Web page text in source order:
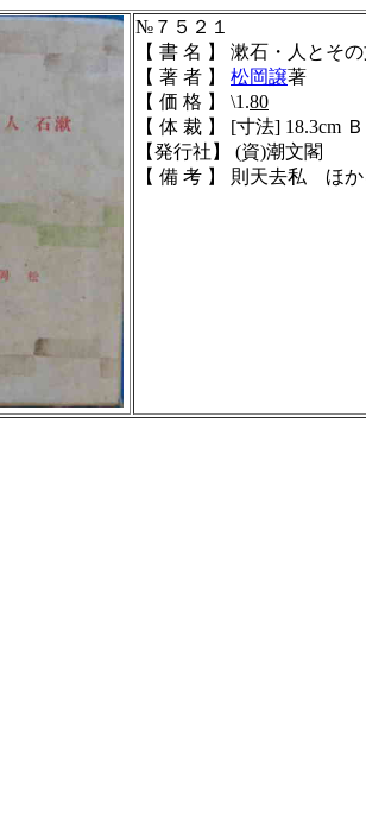
№７５２１
【 書 名 】 漱石・人とそ
【 著 者 】 松岡譲著
【 価 格 】 \1.80
【 体 裁 】
[寸法] 18.3cm
【発行社】 (資)潮文閣
【 備 考 】 則天去私 ほ